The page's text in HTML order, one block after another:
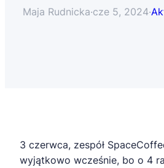
Maja Rudnicka·cze 5, 2024·
3 czerwca, zespół
wyjątkowo wcześnie, bo o 4